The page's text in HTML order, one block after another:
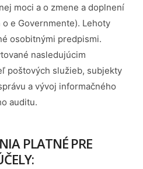
moci a o zmene a doplnení
e Governmente). Lehoty
osobitnými predpismi.
nasledujúcim
poštových služieb, subjekty
a vývoj informačného
auditu.
PLATNÉ PRE